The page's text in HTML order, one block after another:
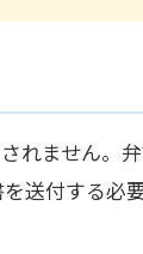
れません。
送付する必要